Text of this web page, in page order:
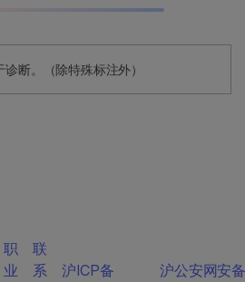
断。（除特殊标注外）
职
业
联
系
沪ICP备
沪公安网安